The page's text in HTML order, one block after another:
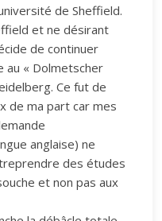
de Sheffield.
et ne désirant
de continuer
au « Dolmetscher
Ce fut de
de ma part car mes
anglaise) ne
des études
et non pas aux